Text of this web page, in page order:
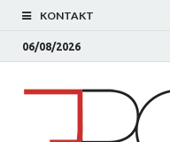
KONTAKT
06/08/2026